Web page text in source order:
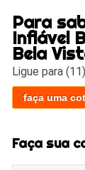
Para
Inflável
Bela
Ligue para
faça uma
Faça sua